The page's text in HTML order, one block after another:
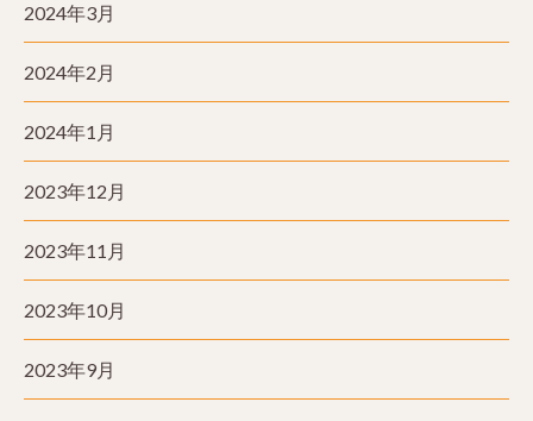
2024年3月
2024年2月
2024年1月
2023年12月
2023年11月
2023年10月
2023年9月